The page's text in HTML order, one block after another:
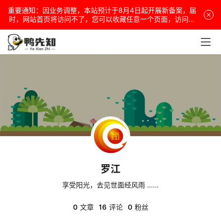
重要通知：因业务调整，本站预计于8月4日起开展新备案，届
时，网站首页将访问不了，您可以收藏任意一个页面，访问网
站！
电
脑
盒
子
罗江
享受阳光，去见世面经风雨 ......
0 文章 16 评论 0 粉丝